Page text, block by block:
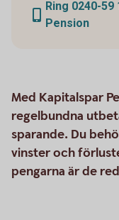
Ring 0240-
Pension
Med Kapitalspar
regelbundna
sparande. Du
vinster och
pengarna är de